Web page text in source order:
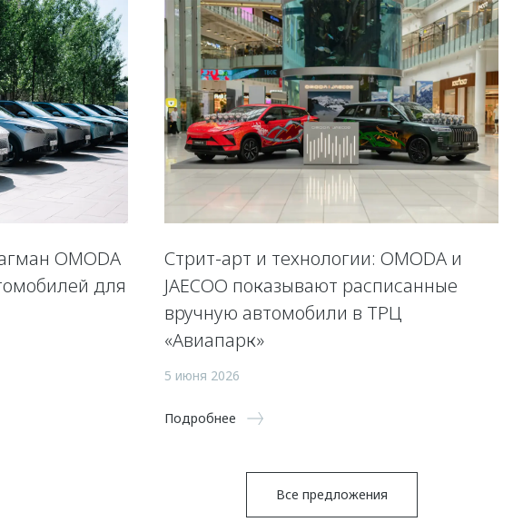
OMODA
для
Стрит-арт и технологии: OMODA и
JAECOO показывают расписанные
вручную автомобили в ТРЦ
«Авиапарк»
5 июня 2026
Подробнее
Все предложения